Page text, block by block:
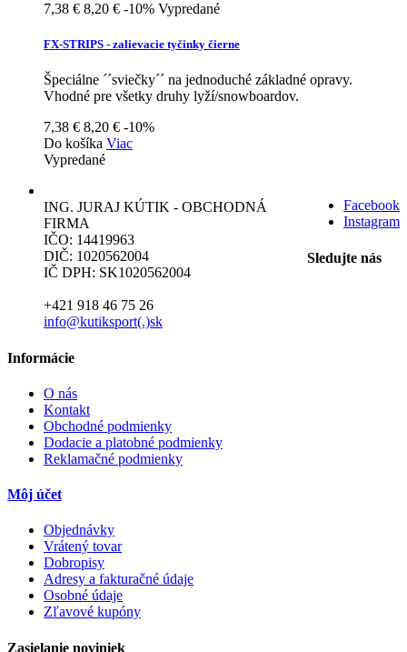
7,38 € 8,20 € -10% Vypredané
FX-STRIPS - zalievacie tyčinky čierne
Špeciálne ´´sviečky´´ na jednoduché základné opravy.
Vhodné pre všetky druhy lyží/snowboardov.
7,38 € 8,20 € -10%
Do košíka Viac
Vypredané
Facebook
Instagram
Sledujte nás
ING. JURAJ KÚTIK - OBCHODNÁ
FIRMA
IČO: 14419963
DIČ: 1020562004
IČ DPH: SK1020562004
+421 918 46 75 26
info@kutiksport(.)sk
Informácie
O nás
Kontakt
Obchodné podmienky
Dodacie a platobné podmienky
Reklamačné podmienky
Môj účet
Objednávky
Vrátený tovar
Dobropisy
Adresy a fakturačné údaje
Osobné údaje
Zľavové kupóny
Zasielanie noviniek